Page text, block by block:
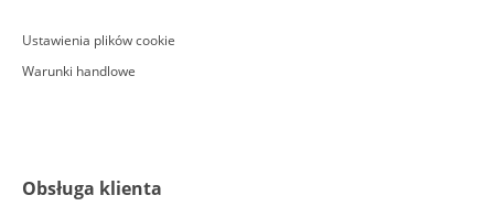
Ustawienia plików cookie
Warunki handlowe
Obsługa klienta